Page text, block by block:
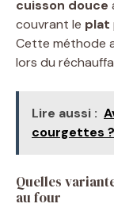
cuisson douce
couvrant le plat
Cette méthode
lors du
Lire aussi :
courgettes ?
Quelles
au four